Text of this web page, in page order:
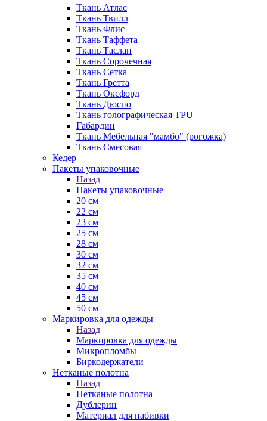
Ткань Атлас
Ткань Твилл
Ткань Флис
Ткань Таффета
Ткань Таслан
Ткань Сорочечная
Ткань Сетка
Ткань Гретта
Ткань Оксфорд
Ткань Дюспо
Ткань голографическая TPU
Габардин
Ткань Мебельная "мамбо" (рогожка)
Ткань Смесовая
Кедер
Пакеты упаковочные
Назад
Пакеты упаковочные
20 см
22 см
23 см
25 см
28 см
30 см
32 см
35 см
40 см
45 см
50 см
Маркировка для одежды
Назад
Маркировка для одежды
Микропломбы
Биркодержатели
Нетканые полотна
Назад
Нетканые полотна
Дублерин
Материал для набивки